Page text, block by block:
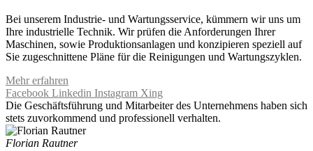
Bei unserem Industrie- und Wartungsservice, kümmern wir uns um
Ihre industrielle Technik. Wir prüfen die Anforderungen Ihrer
Maschinen, sowie Produktionsanlagen und konzipieren speziell auf
Sie zugeschnittene Pläne für die Reinigungen und Wartungszyklen.
Mehr erfahren
Facebook Linkedin Instagram Xing
Die Geschäftsführung und Mitarbeiter des Unternehmens haben sich
stets zuvorkommend und professionell verhalten.
Florian Rautner